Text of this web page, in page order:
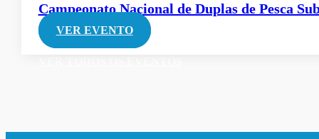
Campeonato Nacional de Duplas de Pesca
VER EVENTO